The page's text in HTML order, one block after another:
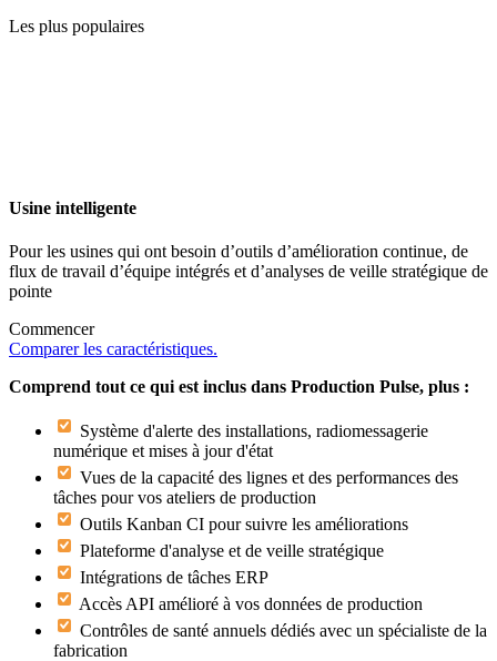
Les plus populaires
Usine intelligente
Pour les usines qui ont besoin d’outils d’amélioration continue, de
flux de travail d’équipe intégrés et d’analyses de veille stratégique de
pointe
Commencer
Comparer les caractéristiques.
Comprend tout ce qui est inclus dans Production Pulse, plus :
Système d'alerte des installations, radiomessagerie
numérique et mises à jour d'état
Vues de la capacité des lignes et des performances des
tâches pour vos ateliers de production
Outils Kanban CI pour suivre les améliorations
Plateforme d'analyse et de veille stratégique
Intégrations de tâches ERP
Accès API amélioré à vos données de production
Contrôles de santé annuels dédiés avec un spécialiste de la
fabrication